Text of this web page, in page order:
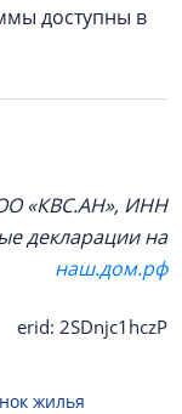
доступны в
«КВС.АН», ИНН
декларации на
наш.дом.рф
erid: 2SDnjc1hczP
жилья